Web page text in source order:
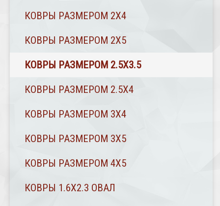
КОВРЫ РАЗМЕРОМ 2Х4
КОВРЫ РАЗМЕРОМ 2Х5
КОВРЫ РАЗМЕРОМ 2.5Х3.5
КОВРЫ РАЗМЕРОМ 2.5Х4
КОВРЫ РАЗМЕРОМ 3Х4
КОВРЫ РАЗМЕРОМ 3Х5
КОВРЫ РАЗМЕРОМ 4Х5
КОВРЫ 1.6Х2.3 ОВАЛ